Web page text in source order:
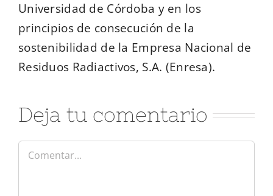
Universidad de Córdoba y en los
principios de consecución de la
sostenibilidad de la Empresa Nacional de
Residuos Radiactivos, S.A. (Enresa).
Deja tu comentario
Comentar